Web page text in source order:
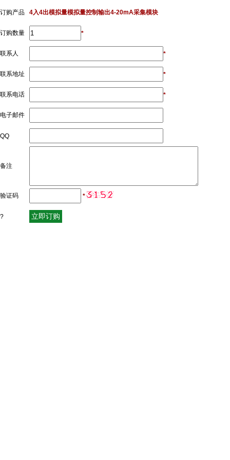
订购产品 4入4出模拟量模拟量控制输出4-20mA采集模块
订购数量 *
联系人 *
联系地址 *
联系电话 *
电子邮件
QQ
备注
验证码 *
?